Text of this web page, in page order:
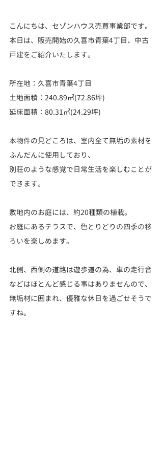
こんにちは、セゾンハウス売買事業部です。
本日は、販売開始の久喜市青葉4丁目、中古
戸建をご紹介いたします。
所在地：久喜市青葉4丁目
土地面積：240.89㎡(72.86坪)
延床面積：80.31㎡(24.29坪)
本物件の見どころは、室内全て無垢の素材を
ふんだんに使用しており、
別荘のような感覚で日常生活を楽しむことが
できます。
敷地内のお庭には、約20種類の植栽。
お庭にあるテラスで、色とりどり の四季の移
ろいを楽しめます。
北側、西側の道路は遊歩道の為、車の走行音
などはほとんど感じる事はありませんので、
無垢材に囲まれ、優雅な休日を過ごせそうで
すね。